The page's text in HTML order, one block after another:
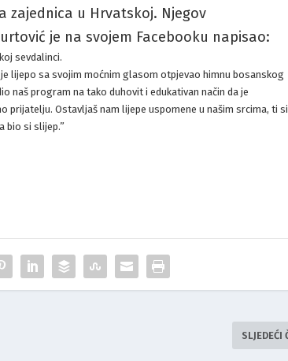
zajednica u Hrvatskoj. Njegov
je na svojem Facebooku napisao:
sevdalinci.
je lijepo sa svojim moćnim glasom otpjevao himnu bosanskog
naš program na tako duhovit i edukativan način da je
prijatelju. Ostavljaš nam lijepe uspomene u našim srcima, ti si
bio si slijep.”
SLJEDEĆI